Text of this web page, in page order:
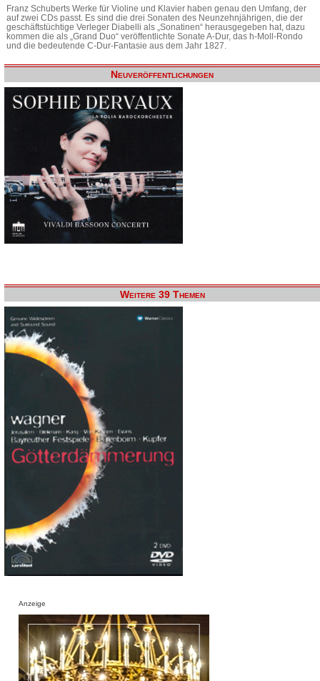
Franz Schuberts Werke für Violine und Klavier haben genau den Umfang, der
auf zwei CDs passt. Es sind die drei Sonaten des Neunzehnjährigen, die der
geschäftstüchtige Verleger Diabelli als „Sonatinen“ herausgegeben hat, dazu
kommen die als „Grand Duo“ veröffentlichte Sonate A-Dur, das h-Moll-Rondo
und die bedeutende C-Dur-Fantasie aus dem Jahr 1827.
Neuveröffentlichungen
Weitere 39 Themen
Anzeige